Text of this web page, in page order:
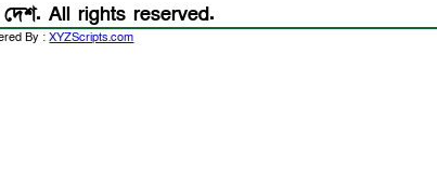
All rights reserved.
By :XYZScripts.com